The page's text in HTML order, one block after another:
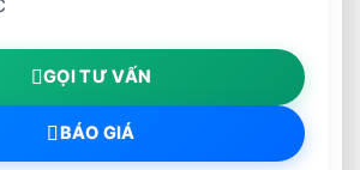
Phòng Máy
liên hoan vui vẻ thế này anh
làm việc và phấn đấu sẽ làm
GỌI TƯ VẤN
BÁO GIÁ